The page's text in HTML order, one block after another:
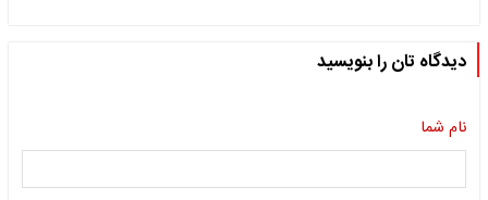
دیدگاه تان را بنویسید
نام شما